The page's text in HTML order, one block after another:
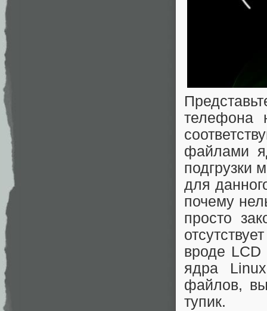
телефона
файлами
подгрузки
для
почему
просто
вроде
ядра
файлов,
тупик.